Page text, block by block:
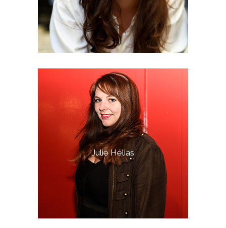
Julie Hélias